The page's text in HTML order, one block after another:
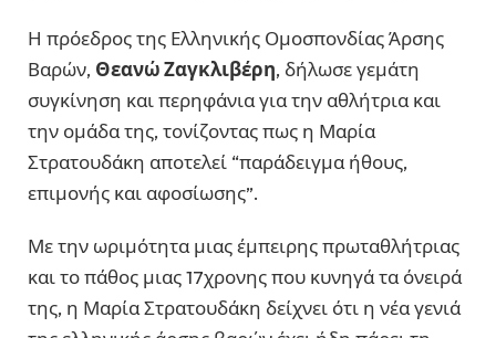
Η πρόεδρος της Ελληνικής Ομοσπονδίας Άρσης
Βαρών, Θεανώ Ζαγκλιβέρη, δήλωσε γεμάτη
συγκίνηση και περηφάνια για την αθλήτρια και
την ομάδα της, τονίζοντας πως η Μαρία
Στρατουδάκη αποτελεί “παράδειγμα ήθους,
επιμονής και αφοσίωσης”.
Με την ωριμότητα μιας έμπειρης πρωταθλήτριας
και το πάθος μιας 17χρονης που κυνηγά τα όνειρά
της, η Μαρία Στρατουδάκη δείχνει ότι η νέα γενιά